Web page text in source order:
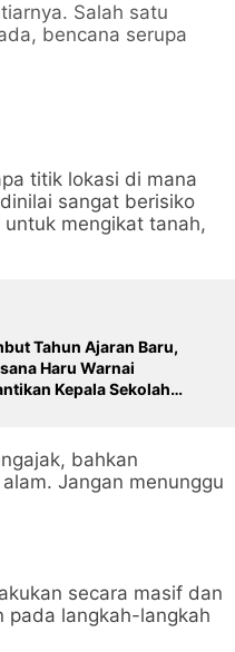
Salah satu
bencana serupa
titik lokasi di mana
sangat berisiko
mengikat tanah,
Tahun Ajaran Baru,
Haru Warnai
Kepala Sekolah
bahkan
Jangan menunggu
secara masif dan
pada langkah-langkah